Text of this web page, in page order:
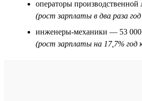
операторы
(рост зарплаты в два раза
инженеры-механики — 53 000
(рост зарплаты на 17,7% год